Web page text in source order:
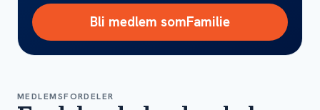
Bli medlem somFamilie
MEDLEMSFORDELER